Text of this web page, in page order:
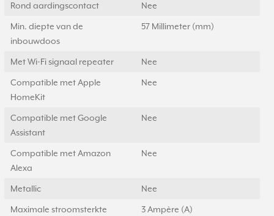
Rond aardingscontact Nee
Min. diepte van de
inbouwdoos
57 Millimeter (mm)
Met Wi-Fi signaal repeater Nee
Compatible met Apple
HomeKit
Nee
Compatible met Google
Assistant
Nee
Compatible met Amazon
Alexa
Nee
Metallic Nee
Maximale stroomsterkte
3 Ampère (A)